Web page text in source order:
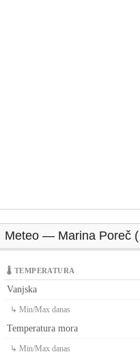
Meteo — Marina Poreč
🌡 TEMPERATURA
Vanjska
↳ Min/Max danas
Temperatura mora
↳ Min/Max danas